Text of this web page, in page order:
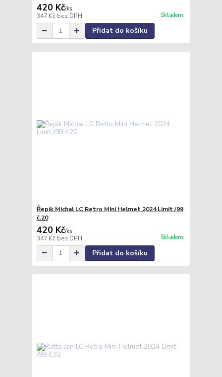
420 Kč/ks
347 Kč bez DPH Skladem
Přidat do košíku
Řepík Michal LC Retro Mini Helmet 2024 Limit /99
č.20
420 Kč/ks
347 Kč bez DPH Skladem
Přidat do košíku